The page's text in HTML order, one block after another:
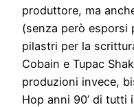
produttore, ma
(senza però esporsi
pilastri per la
Cobain e Tupac
produzioni invece,
Hop anni 90’ di tutti